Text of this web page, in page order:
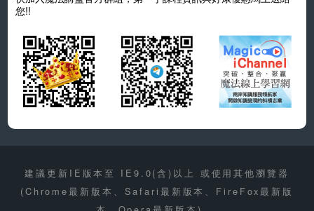
您!!
建議更新IE版本至 IE9.0(含)以上 或使用其他瀏覽器
(Chrome最新版本、Safari最新版本、FireFox最新版